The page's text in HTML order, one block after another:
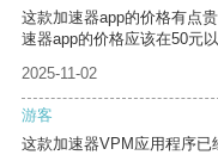
这款加速器app的价格有点
速器app的价格应该在50元
2025-11-02
游客
这款加速器VPM应用程序